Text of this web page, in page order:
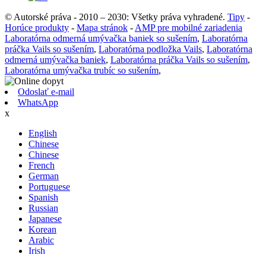
© Autorské práva - 2010 – 2030: Všetky práva vyhradené. Tipy -
Horúce produkty - Mapa stránok - AMP pre mobilné zariadenia
Laboratórna odmerná umývačka baniek so sušením, Laboratórna
práčka Vails so sušením, Laboratórna podložka Vails, Laboratórna
odmerná umývačka baniek, Laboratórna práčka Vails so sušením,
Laboratórna umývačka trubíc so sušením,
Odoslať e-mail
WhatsApp
x
English
Chinese
Chinese
French
German
Portuguese
Spanish
Russian
Japanese
Korean
Arabic
Irish